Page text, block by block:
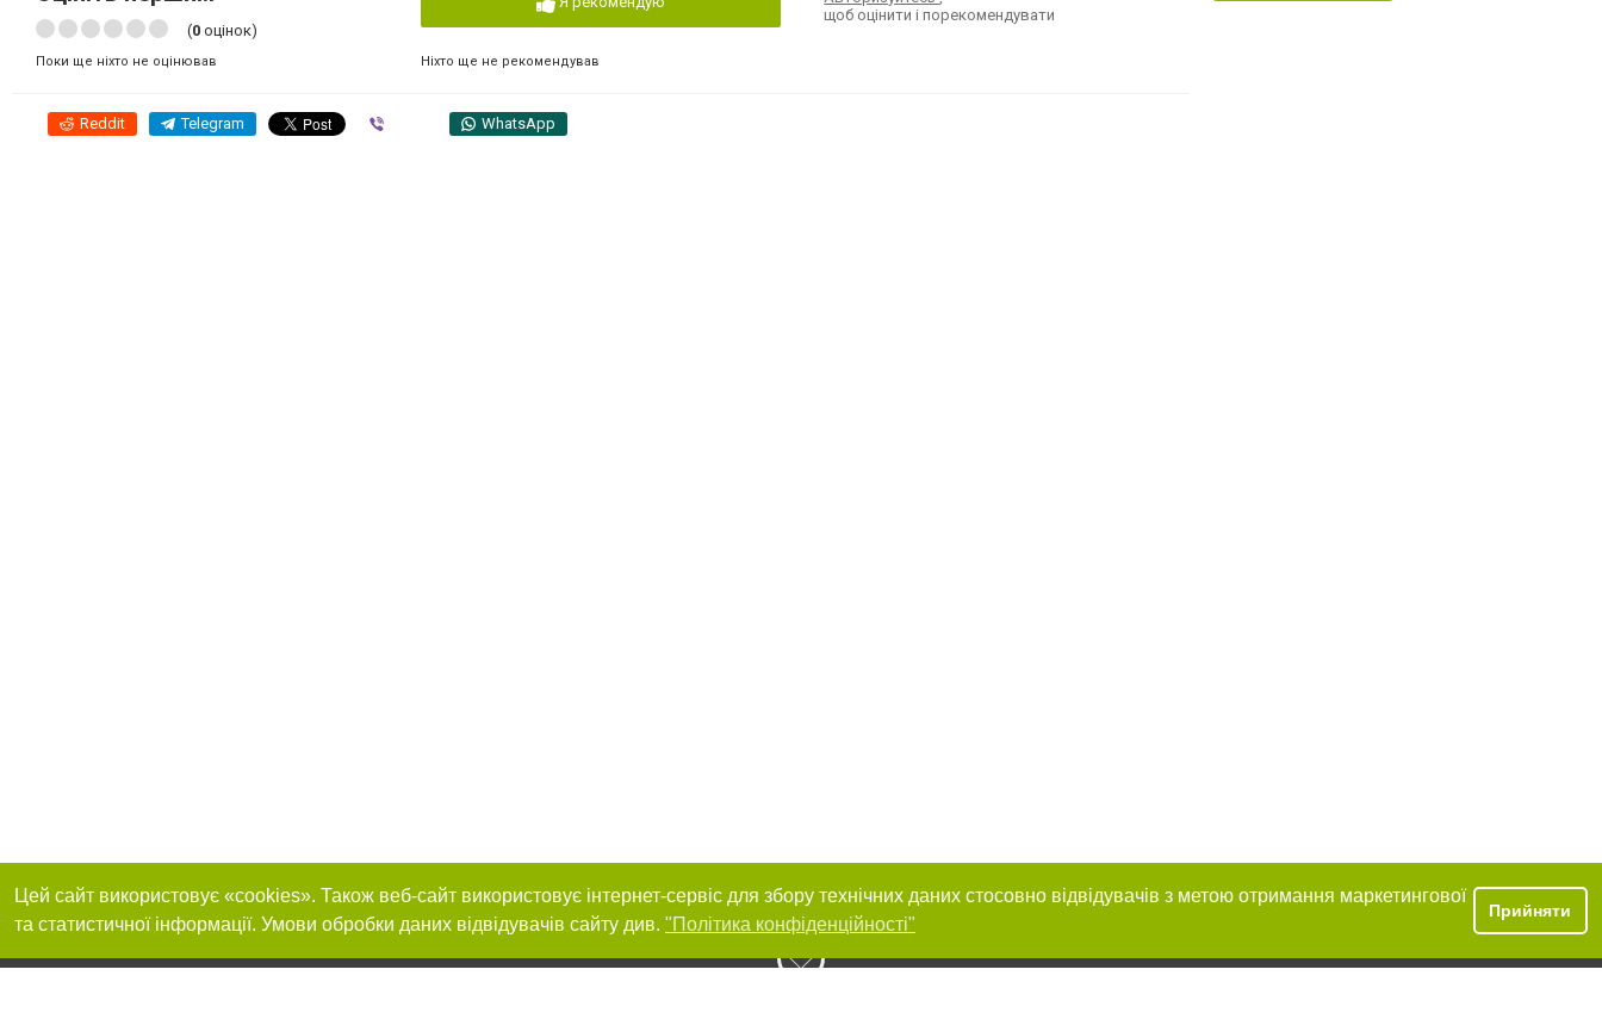
(0 оцінок)
Поки ще ніхто не оцінював Ніхто ще не рекомендував
щоб оцінити і порекомендувати
Reddit Telegram WhatsApp
Цей сайт використовує «cookies». Також веб-сайт використовує інтернет-сервіс для збору технічних даних стосовно відвідувачів з метою отримання маркетингової
та статистичної інформації. Умови обробки даних відвідувачів сайту див. "Політика конфіденційності"
Прийняти